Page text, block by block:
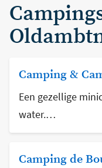
Camping &
Een gezellige
water.…
Camping de